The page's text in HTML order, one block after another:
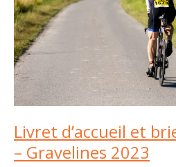
Livret d’accueil et
– Gravelines 2023
2023